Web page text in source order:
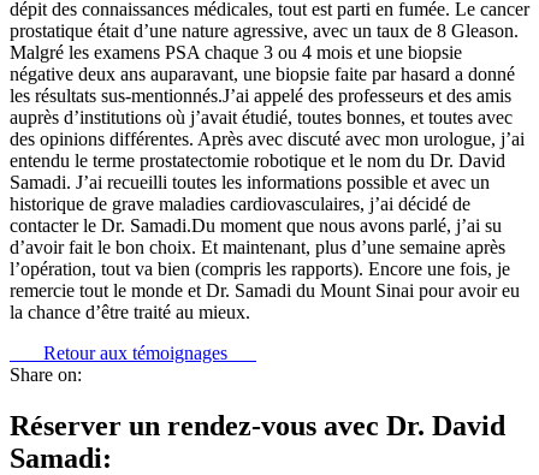
dépit des connaissances médicales, tout est parti en fumée. Le cancer
prostatique était d’une nature agressive, avec un taux de 8 Gleason.
Malgré les examens PSA chaque 3 ou 4 mois et une biopsie
négative deux ans auparavant, une biopsie faite par hasard a donné
les résultats sus-mentionnés.J’ai appelé des professeurs et des amis
auprès d’institutions où j’avait étudié, toutes bonnes, et toutes avec
des opinions différentes. Après avec discuté avec mon urologue, j’ai
entendu le terme prostatectomie robotique et le nom du Dr. David
Samadi. J’ai recueilli toutes les informations possible et avec un
historique de grave maladies cardiovasculaires, j’ai décidé de
contacter le Dr. Samadi.Du moment que nous avons parlé, j’ai su
d’avoir fait le bon choix. Et maintenant, plus d’une semaine après
l’opération, tout va bien (compris les rapports). Encore une fois, je
remercie tout le monde et Dr. Samadi du Mount Sinai pour avoir eu
la chance d’être traité au mieux.
Retour aux témoignages
Share on:
Réserver un rendez-vous avec Dr. David
Samadi: